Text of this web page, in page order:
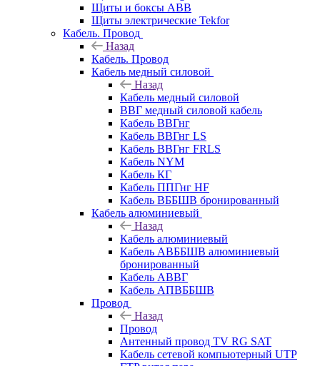
Щиты и боксы ABB
Щиты электрические Tekfor
Кабель. Провод
Назад
Кабель. Провод
Кабель медный силовой
Назад
Кабель медный силовой
ВВГ медный силовой кабель
Кабель ВВГнг
Кабель ВВГнг LS
Кабель ВВГнг FRLS
Кабель NYM
Кабель КГ
Кабель ППГнг HF
Кабель ВББШВ бронированный
Кабель алюминиевый
Назад
Кабель алюминиевый
Кабель АВББШВ алюминиевый
бронированный
Кабель АВВГ
Кабель АПВББШВ
Провод
Назад
Провод
Антенный провод TV RG SAT
Кабель сетевой компьютерный UTP